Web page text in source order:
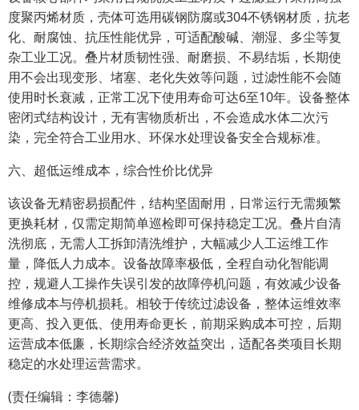
度聚丙烯材质，壳体可选用碳钢防腐或304不锈钢材质，抗老
化、耐腐蚀、抗压性能优异，可适配酸碱、潮湿、多尘等复
杂工业工况。叠片材质韧性强、耐磨损、不易结垢，长期使
用不会出现变形、堵塞、老化失效等问题，过滤性能不会随
使用时长衰减，正常工况下使用寿命可达6至10年。设备整体
密闭式结构设计，无有害物质析出，不会造成水体二次污
染，完全符合工业用水、环保水处理设备安全合规标准。
六、超低运维成本，综合性价比优异
该设备无精密易损配件，结构坚固耐用，日常运行无需频繁
更换耗材，仅需定期简单巡检即可保持稳定工况。叠片自清
洗彻底，无需人工拆卸清洗维护，大幅减少人工运维工作
量，降低人力成本。设备故障率极低，全程自动化智能调
控，规避人工操作失误引发的故障停机问题，有效减少设备
维修成本与停机损耗。相较于传统过滤设备，整体运维效率
更高、投入更低、使用寿命更长，前期采购成本可控，后期
运营成本低廉，长期综合经济效益突出，适配各类项目长期
稳定的水处理运营需求。
(责任编辑：李德馨)